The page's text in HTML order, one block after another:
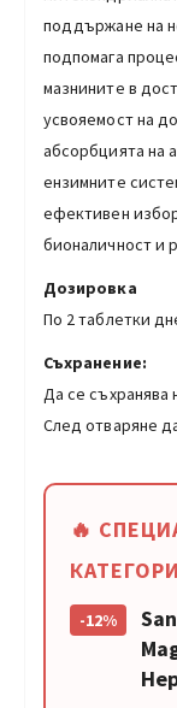
поддържане на
подпомага
мазнините в
усвояемост на
абсорбцията на
ензимните
ефективен
бионаличност и
Дозировка
По 2 таблетки
Съхранение:
Да се съхранява
След отваряне
🔥
-12%